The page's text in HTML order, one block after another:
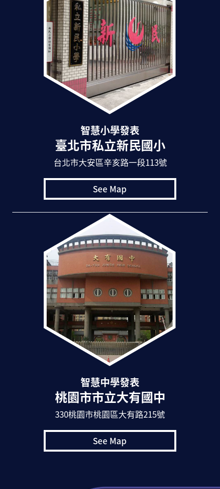
智慧小學發表
臺北市私立新民國小
台北市大安區辛亥路一段113號
See Map
智慧中學發表
桃園市市立大有國中
330桃園市桃園區大有路215號
See Map